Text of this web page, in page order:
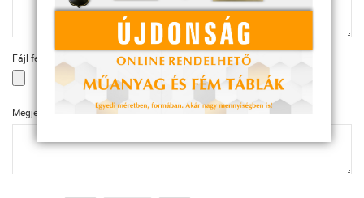
Fájl feltöltése
Megjegyzés